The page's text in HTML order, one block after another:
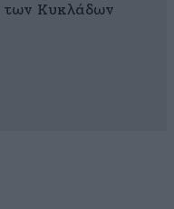
των Κυκλάδων